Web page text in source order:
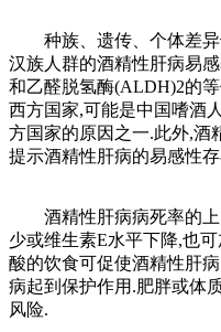
种族、遗传、个体差异
汉族人群的酒精性肝病易
和乙醛脱氢酶(ALDH)2的
西方国家,可能是中国嗜酒
方国家的原因之一.此外,酒
提示酒精性肝病的易感性
酒精性肝病病死率的上
少或维生素E水平下降,也
酸的饮食可促使酒精性肝
病起到保护作用.肥胖或体
风险.